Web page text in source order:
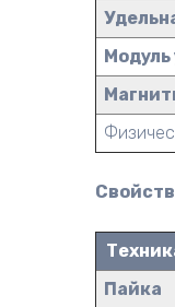
Модуль
Пайка